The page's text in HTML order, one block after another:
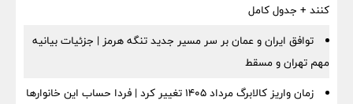
کنند + جدول کامل
توافق ایران و عمان بر سر مسیر جدید تنگه هرمز | جزئیات بیانیه
مهم تهران و مسقط
زمان واریز کالابرگ مرداد ۱۴۰۵ تغییر کرد | فردا حساب این خانوارها